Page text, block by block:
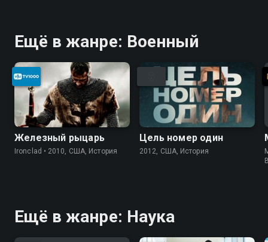
Ещё в жанре: Военный
Железный рыцарь
Ironclad • 2010, США, История
Цель номер один
2012, США, История
Ещё в жанре: Наука